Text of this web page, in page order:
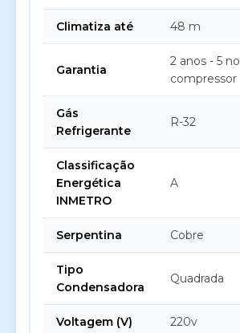
Climatiza até 48 m
Garantia
2 anos - 5 no
compressor
Gás
Refrigerante
R-32
Classificação
Energética
INMETRO
A
Serpentina Cobre
Tipo
Condensadora
Quadrada
Voltagem (V) 220v